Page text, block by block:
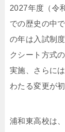
2027年度（令
での歴史の中
の年は入試制
クシート方式
実施、さらに
わたる変更が
浦和東高校は